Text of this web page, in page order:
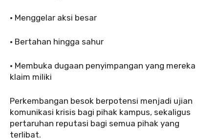
‎‎• Menggelar aksi besar
‎• Bertahan hingga sahur
‎• Membuka dugaan penyimpangan yang mereka
klaim miliki
‎Perkembangan besok berpotensi menjadi ujian
komunikasi krisis bagi pihak kampus, sekaligus
pertaruhan reputasi bagi semua pihak yang
terlibat.